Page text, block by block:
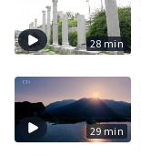
28 min
29 min